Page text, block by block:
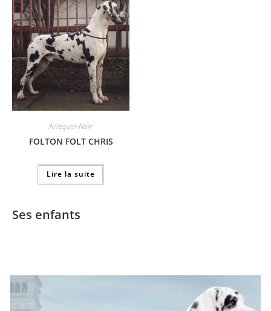
Arlequin-Noir
FOLTON FOLT CHRIS
Lire la suite
Ses enfants